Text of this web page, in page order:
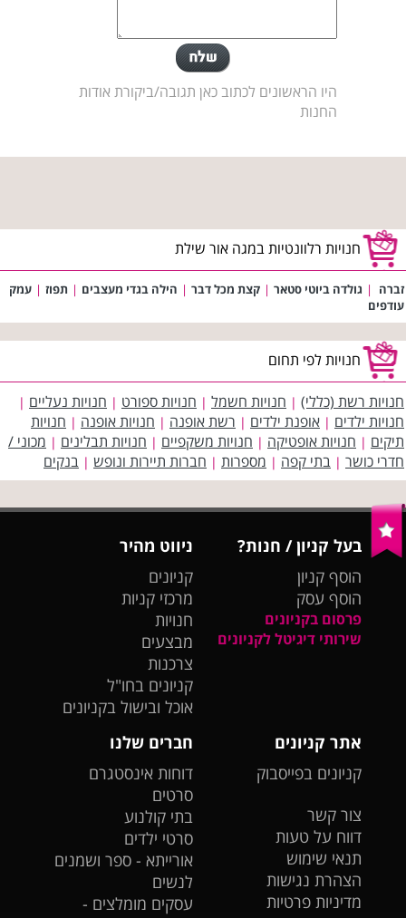
היו הראשונים לכתוב כאן תגובה/ביקורת אודות
החנות
חנויות רלוונטיות במגה אור שילת
זברה | גולדה ביוטי סטאר | קצת מכל דבר | הילה בגדי מעצבים | תפוז | עמק
עודפים
חנויות לפי תחום
חנויות רשת (כללי) | חנויות חשמל | חנויות ספורט | חנויות נעליים |
חנויות ילדים | אופנת ילדים | רשת אופנה | חנויות אופנה | חנויות
תיקים | חנויות אופטיקה | חנויות משקפיים | חנויות תבלינים | מכוני /
חדרי כושר | בתי קפה | מספרות | חברות תיירות ונופש | בנקים
בעל קניון / חנות?
הוסף קניון
הוסף עסק
פרסום בקניונים
שירותי דיגיטל לקניונים
ניווט מהיר
קניונים
מרכזי קניות
חנויות
מבצעים
צרכנות
קניונים בחו"ל
אוכל ובישול בקניונים
אתר קניונים
קניונים בפייסבוק
צור קשר
דווח על טעות
תנאי שימוש
הצהרת נגישות
מדיניות פרטיות
חברים שלנו
דוחות אינסטגרם
סרטים
בתי קולנוע
סרטי ילדים
אורייתא - ספר ושמנים
לנשים
עסקים מומלצים -